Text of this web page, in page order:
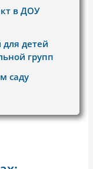
в ДОУ
детей
групп
саду